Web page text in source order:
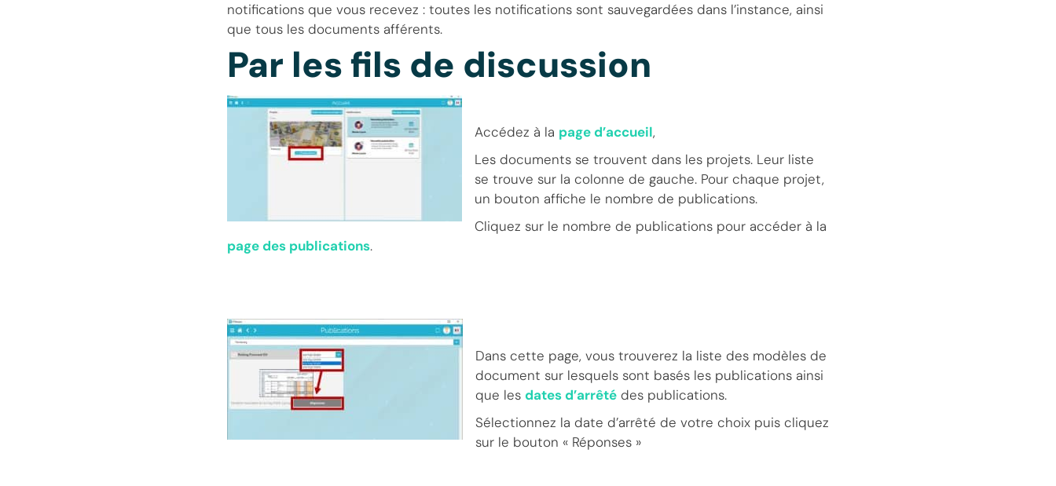
notifications que vous recevez : toutes les notifications sont sauvegardées dans l’instance, ainsi
que tous les documents afférents.
Par les fils de discussion
Accédez à la page d’accueil,
Les documents se trouvent dans les projets. Leur liste
se trouve sur la colonne de gauche. Pour chaque projet,
un bouton affiche le nombre de publications.
Cliquez sur le nombre de publications pour accéder à la
page des publications.
Dans cette page, vous trouverez la liste des modèles de
document sur lesquels sont basés les publications ainsi
que les dates d’arrêtédes publications.
Sélectionnez la date d’arrêté de votre choix puis cliquez
sur le bouton « Réponses »